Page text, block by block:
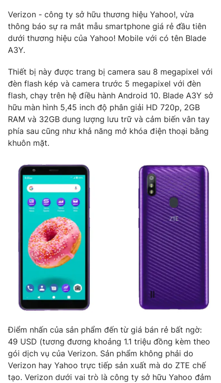
Câu chuyện quốc tế
Tài chính
Thị trường
Góc doanh nghiệp
Dữ liệu và đời sống
Truyền hình
Phim VTV
Hậu trường
Nhân vật
Khán giả
Giải trí
Điện ảnh
Âm nhạc
Sao
Đời sống
Du lịch
Làm đẹp
Chất lượng cuộc sống
Giáo dục
Học trực tuyến
Công nghệ
Hitech Công nghệ tương lai
Sản phẩm
Thị trường
Tư vấn
Giao lưu trực tuyến
Lịch phát sóng
Chuyên mục khác
Emagazine
Photo Infographic
Video Shorts video
VTV Money VTV Thể thao
Verizon - công ty sở hữu thương hiệu Yahoo!, vừa
thông báo sự ra mắt mẫu smartphone giá rẻ đầu tiên
dưới thương hiệu của Yahoo! Mobile với có tên Blade
A3Y.
Thiết bị này được trang bị camera sau 8 megapixel với
đèn flash kép và camera trước 5 megapixel với đèn
flash, chạy trên hệ điều hành Android 10. Blade A3Y sở
hữu màn hình 5,45 inch độ phân giải HD 720p, 2GB
RAM và 32GB dung lượng lưu trữ và cảm biến vân tay
phía sau cũng như khả năng mở khóa điện thoại bằng
khuôn mặt.
Điểm nhấn của sản phẩm đến từ giá bán rẻ bất ngờ:
49 USD (tương đương khoảng 1.1 triệu đồng kèm theo
gói dịch vụ của Verizon. Sản phẩm không phải do
Verizon hay Yahoo trực tiếp sản xuất mà do ZTE chế
tạo. Verizon dưới vai trò là công ty sở hữu Yahoo đảm